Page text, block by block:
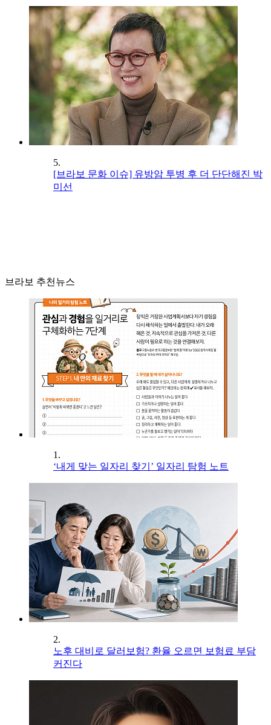
5.
[브라보 문화 이슈] 유방암 투병 후 더 단단해진 박
미선
브라보 추천뉴스
1.
‘내게 맞는 일자리 찾기’ 일자리 탐험 노트
2.
노후 대비로 달러보험? 환율 오르면 보험료 부담
커진다